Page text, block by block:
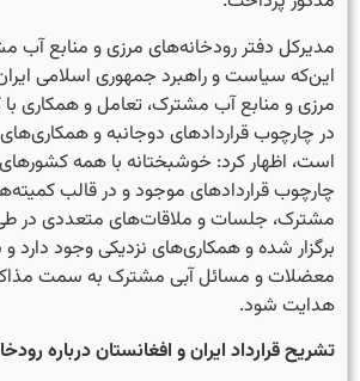
مدیرکل دفتر رودخانه‌های مرزی و منابع آب
این‌که سیاست و راهبرد جمهوری اسلامی
مرزی و منابع آب مشترک، تعامل و همکاری
در چارچوب قراردادهای دوجانبه و
است، اظهار کرد: خوشبختانه با همه
چارچوب قراردادهای موجود و در قالب
مشترک، جلسات و ملاقات‌های متعددی در
برگزار شده و همکاری‌های نزدیکی وجود
معضلات و مسائل آبی مشترک به سمت
هدایت شود.
تشریح قرارداد ایران و افغانستان درباره